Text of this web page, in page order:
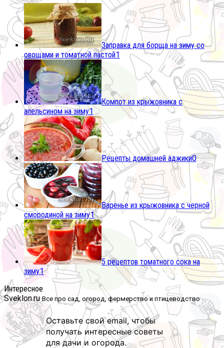
Заправка для борща на зиму со
овощами и томатной пастой1
Компот из крыжовника с
апельсином на зиму1
Рецепты домашней аджики0
Варенье из крыжовника с черной
смородиной на зиму1
5 рецептов томатного сока на
зиму1
Интересное
Sveklon.ru Все про сад, огород, фермерство и птицеводство
Оставьте свой email, чтобы
получать интересные советы
для дачи и огорода.